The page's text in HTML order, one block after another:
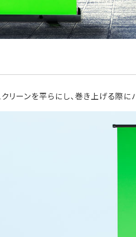
リーンを平らにし、巻き上げる際